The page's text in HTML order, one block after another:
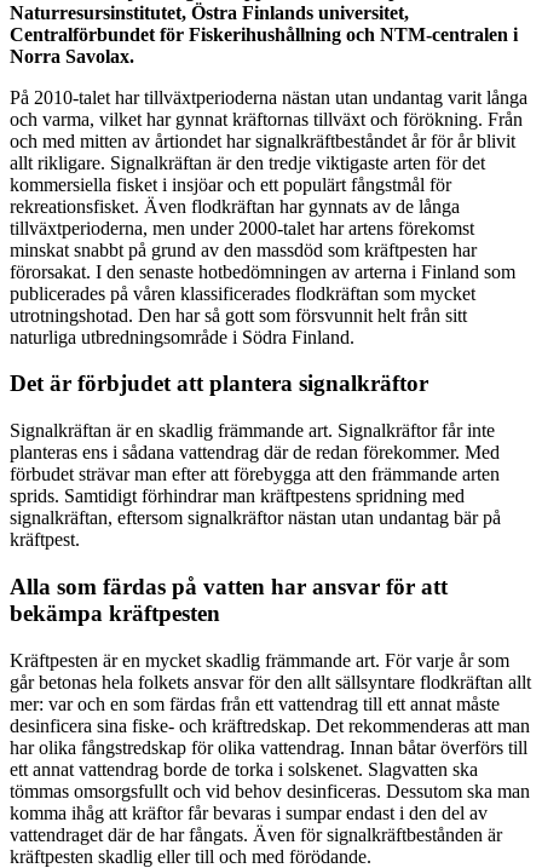
Naturresursinstitutet, Östra Finlands universitet,
Centralförbundet för Fiskerihushållning och NTM-centralen i
Norra Savolax.
På 2010-talet har tillväxtperioderna nästan utan undantag varit långa
och varma, vilket har gynnat kräftornas tillväxt och förökning. Från
och med mitten av årtiondet har signalkräftbeståndet år för år blivit
allt rikligare. Signalkräftan är den tredje viktigaste arten för det
kommersiella fisket i insjöar och ett populärt fångstmål för
rekreationsfisket. Även flodkräftan har gynnats av de långa
tillväxtperioderna, men under 2000-talet har artens förekomst
minskat snabbt på grund av den massdöd som kräftpesten har
förorsakat. I den senaste hotbedömningen av arterna i Finland som
publicerades på våren klassificerades flodkräftan som mycket
utrotningshotad. Den har så gott som försvunnit helt från sitt
naturliga utbredningsområde i Södra Finland.
Det är förbjudet att plantera signalkräftor
Signalkräftan är en skadlig främmande art. Signalkräftor får inte
planteras ens i sådana vattendrag där de redan förekommer. Med
förbudet strävar man efter att förebygga att den främmande arten
sprids. Samtidigt förhindrar man kräftpestens spridning med
signalkräftan, eftersom signalkräftor nästan utan undantag bär på
kräftpest.
Alla som färdas på vatten har ansvar för att
bekämpa kräftpesten
Kräftpesten är en mycket skadlig främmande art. För varje år som
går betonas hela folkets ansvar för den allt sällsyntare flodkräftan allt
mer: var och en som färdas från ett vattendrag till ett annat måste
desinficera sina fiske- och kräftredskap. Det rekommenderas att man
har olika fångstredskap för olika vattendrag. Innan båtar överförs till
ett annat vattendrag borde de torka i solskenet. Slagvatten ska
tömmas omsorgsfullt och vid behov desinficeras. Dessutom ska man
komma ihåg att kräftor får bevaras i sumpar endast i den del av
vattendraget där de har fångats. Även för signalkräftbestånden är
kräftpesten skadlig eller till och med förödande.